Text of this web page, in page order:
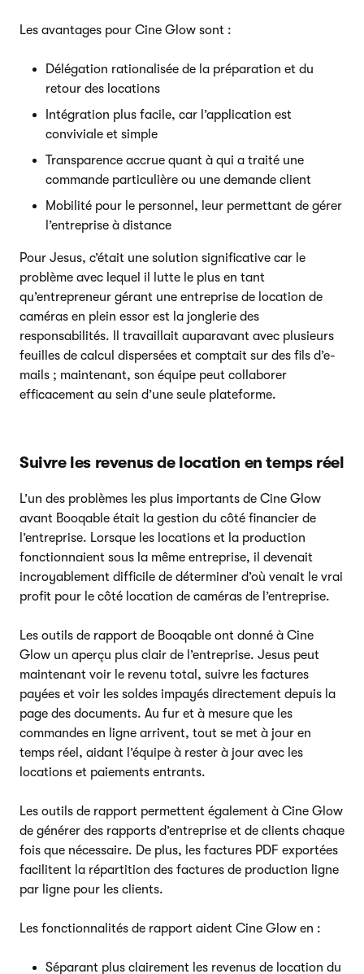
Les avantages pour Cine Glow sont :
Délégation rationalisée de la préparation et du
retour des locations
Intégration plus facile, car l’application est
conviviale et simple
Transparence accrue quant à qui a traité une
commande particulière ou une demande client
Mobilité pour le personnel, leur permettant de gérer
l’entreprise à distance
Pour Jesus, c’était une solution significative car le
problème avec lequel il lutte le plus en tant
qu’entrepreneur gérant une entreprise de location de
caméras en plein essor est la jonglerie des
responsabilités. Il travaillait auparavant avec plusieurs
feuilles de calcul dispersées et comptait sur des fils d’e-
mails ; maintenant, son équipe peut collaborer
efficacement au sein d’une seule plateforme.
Suivre les revenus de location en temps réel
L’un des problèmes les plus importants de Cine Glow
avant Booqable était la gestion du côté financier de
l’entreprise. Lorsque les locations et la production
fonctionnaient sous la même entreprise, il devenait
incroyablement difficile de déterminer d’où venait le vrai
profit pour le côté location de caméras de l’entreprise.
Les outils de rapport de Booqable ont donné à Cine
Glow un aperçu plus clair de l’entreprise. Jesus peut
maintenant voir le revenu total, suivre les factures
payées et voir les soldes impayés directement depuis la
page des documents. Au fur et à mesure que les
commandes en ligne arrivent, tout se met à jour en
temps réel, aidant l’équipe à rester à jour avec les
locations et paiements entrants.
Les outils de rapport permettent également à Cine Glow
de générer des rapports d’entreprise et de clients chaque
fois que nécessaire. De plus, les factures PDF exportées
facilitent la répartition des factures de production ligne
par ligne pour les clients.
Les fonctionnalités de rapport aident Cine Glow en :
Séparant plus clairement les revenus de location du